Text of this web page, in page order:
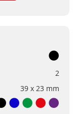
2
39 x 23 mm